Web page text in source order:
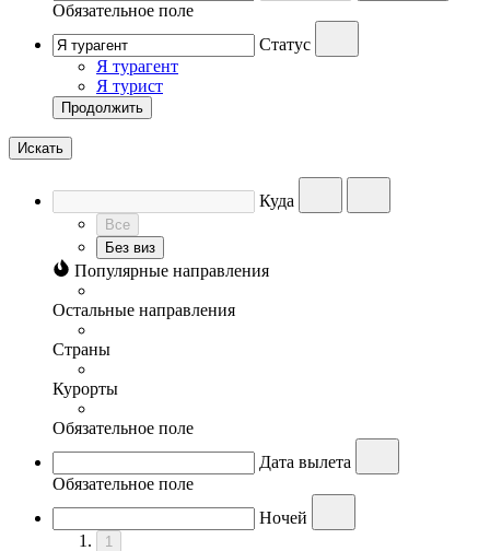
Обязательное поле
Статус
Я турагент
Я турист
Продолжить
Искать
Куда
Все
Без виз
Популярные направления
Остальные направления
Страны
Курорты
Обязательное поле
Дата вылета
Обязательное поле
Ночей
1